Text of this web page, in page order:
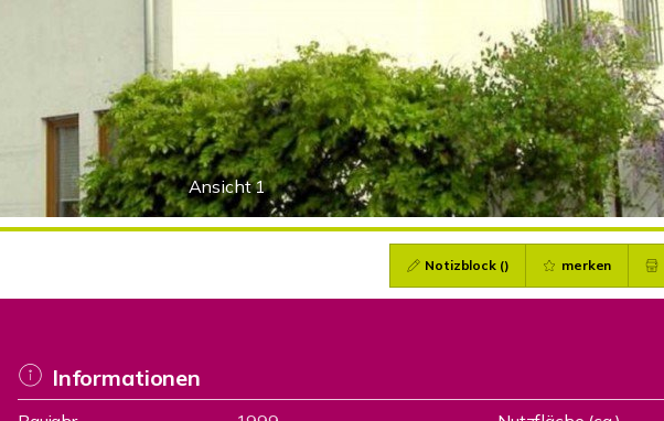
Ansicht 1
Notizblock () merken
Informationen